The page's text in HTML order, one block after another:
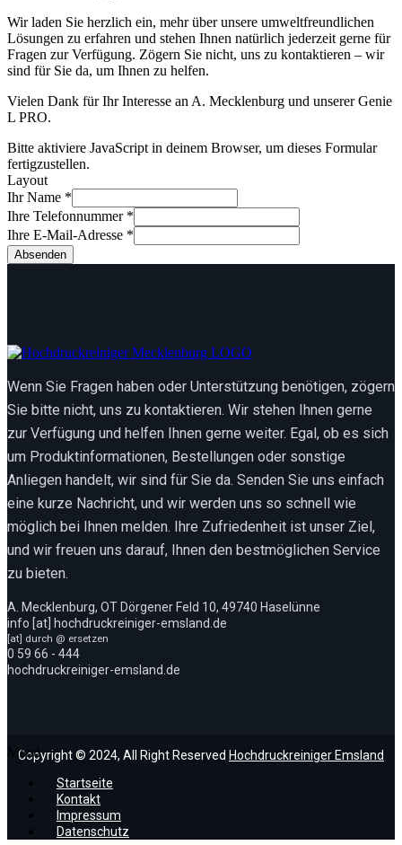
Wir laden Sie herzlich ein, mehr über unsere umweltfreundlichen
Lösungen zu erfahren und stehen Ihnen natürlich jederzeit gerne für
Fragen zur Verfügung. Zögern Sie nicht, uns zu kontaktieren – wir
sind für Sie da, um Ihnen zu helfen.
Vielen Dank für Ihr Interesse an A. Mecklenburg und unserer Genie
L PRO.
Bitte aktiviere JavaScript in deinem Browser, um dieses Formular
fertigzustellen.
Layout
Ihr Name *
Ihre Telefonnummer *
Ihre E-Mail-Adresse *
Absenden
Wenn Sie Fragen haben oder Unterstützung benötigen, zögern
Sie bitte nicht, uns zu kontaktieren. Wir stehen Ihnen gerne
zur Verfügung und helfen Ihnen gerne weiter. Egal, ob es sich
um Produktinformationen, Bestellungen oder sonstige
Anliegen handelt, wir sind für Sie da. Senden Sie uns einfach
eine kurze Nachricht, und wir werden uns so schnell wie
möglich bei Ihnen melden. Ihre Zufriedenheit ist unser Ziel,
und wir freuen uns darauf, Ihnen den bestmöglichen Service
zu bieten.
A. Mecklenburg, OT Dörgener Feld 10, 49740 Haselünne
info [at] hochdruckreiniger-emsland.de
[at] durch @ ersetzen
0 59 66 - 444
hochdruckreiniger-emsland.de
Copyright © 2024, All Right Reserved Hochdruckreiniger Emsland
Menü
Startseite
Kontakt
Impressum
Datenschutz